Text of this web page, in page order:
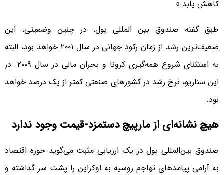
کاهش یابد.»
طبق گفته صندوق بین المللی پول، در چنین وضعیتی، این
ضعیف‌ترین رشد از زمان رکود جهانی در سال ۲۰۰۱ خواهد بود، البته
به استثنای شروع همه‌گیری کرونا و بحران مالی در سال ۲۰۰۹. در
این سناریو، نرخ رشد در کشورهای صنعتی کمتر از یک درصد خواهد
بود.
هیچ نشانه‌ای از مارپیچ دستمزد-قیمت وجود ندارد
صندوق بین‌المللی پول در یک ارزیابی مثبت می‌گوید حوزه اقتصاد
به آرامی پیامدهای تهاجم روسیه به اوکراین را پشت سر گذاشته و